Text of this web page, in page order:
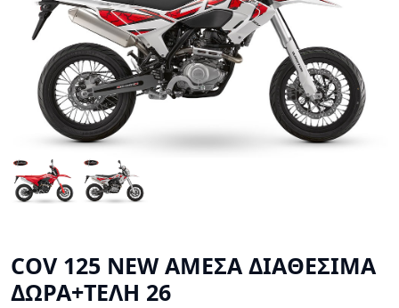
COV 125 NEW ΑΜΕΣΑ ΔΙΑΘΕΣΙΜΑ
ΔΩΡΑ+ΤΕΛΗ 26